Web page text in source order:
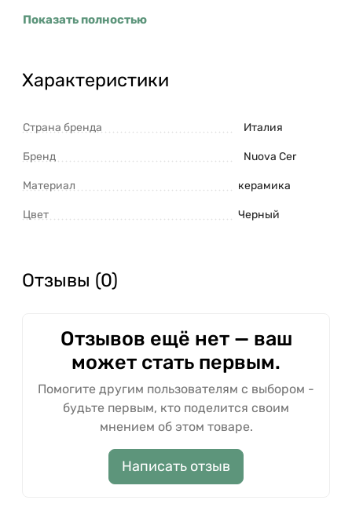
Показать полностью
Характеристики
Страна бренда Италия
Бренд Nuova Cer
Материал керамика
Цвет Черный
Отзывы (0)
Отзывов ещё нет — ваш
может стать первым.
Помогите другим пользователям с выбором -
будьте первым, кто поделится своим
мнением об этом товаре.
Написать отзыв